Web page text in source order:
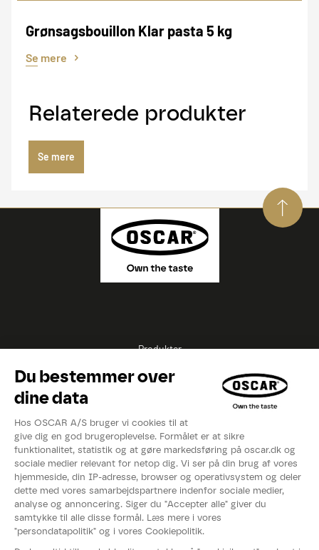
Relaterede produkter
Se mere
Grønsagsbouillon Klar pasta 5 kg
Se mere
Produkter
Inspirationer
Videoer
Kataloger
Om OSCAR®
Nyheder
Events
Fødevarestyrelsens smiley-rapport
Whistleblowerordning